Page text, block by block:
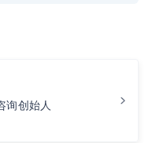
询创始⼈